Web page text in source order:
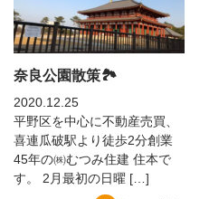
奈良公園散策🏞
2020.12.25
平野区を中心に不動産売買、
喜連瓜破駅より徒歩2分創業
45年の㈱むつみ住建 住本で
す。 2月最初の日曜 […]